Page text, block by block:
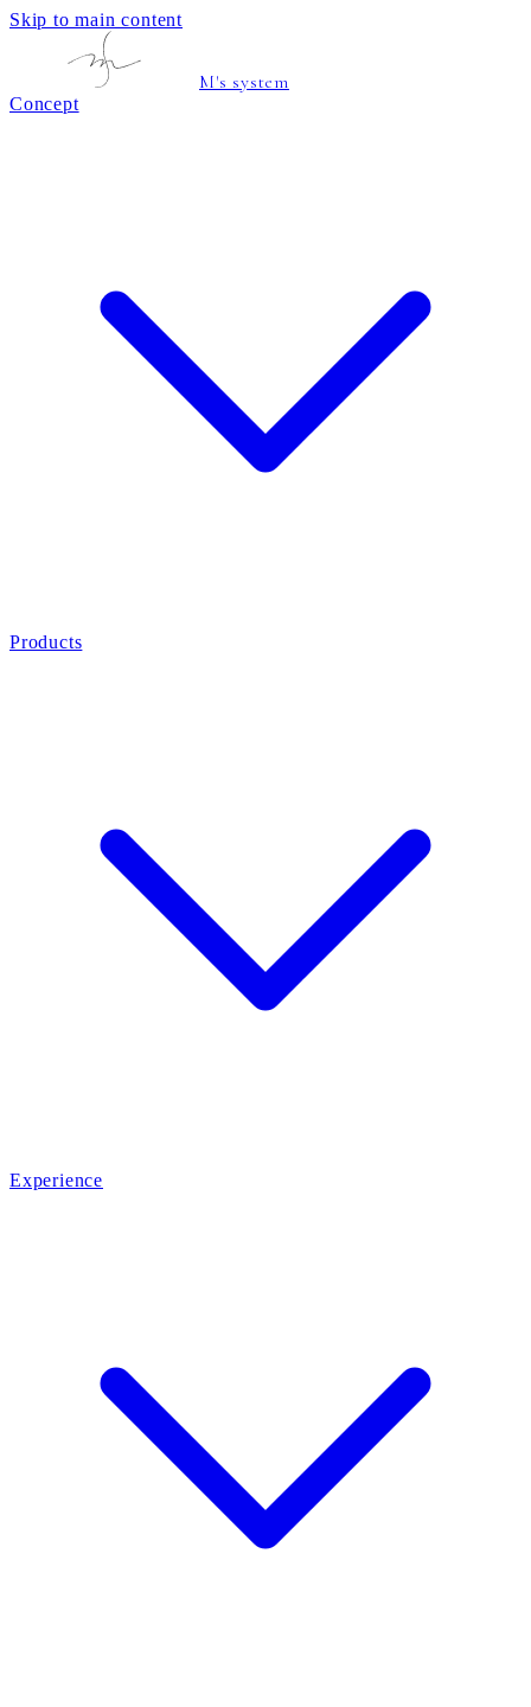
Skip to main content
M's system
Concept
Products
Experience